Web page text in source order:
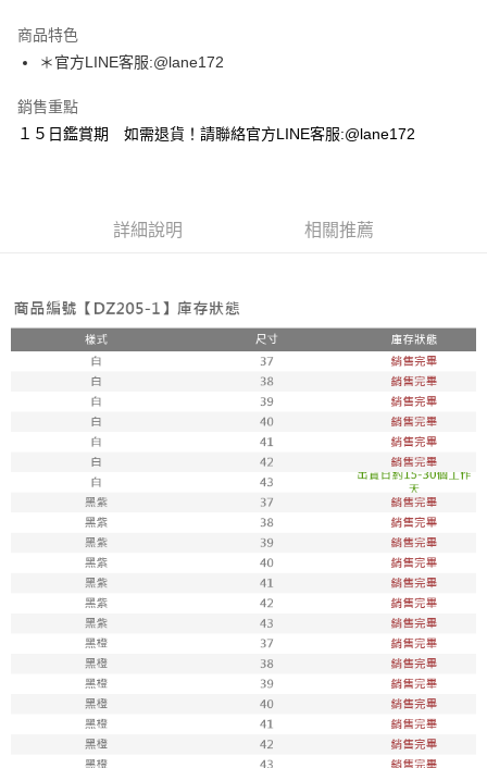
Apple Pay
街口支付
悠遊付
付款後全家取貨
每筆NT$100，滿NT$1,800(含以上)免運費
7-11取貨付款
每筆NT$100，滿NT$1,800(含以上)免運費
付款後711取貨
每筆NT$100，滿NT$1,800(含以上)免運費
每筆NT$150，滿NT$1,800(含以上)免運費
商品特色
＊官方LINE客服:@lane172
銷售重點
１５日鑑賞期 如需退貨！請聯絡官方LINE客服:@lane172
詳細說明 相關推薦